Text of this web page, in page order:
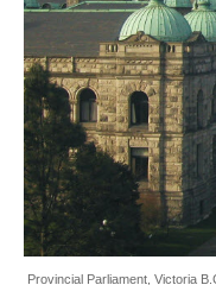
Provincial Parliament, Victoria